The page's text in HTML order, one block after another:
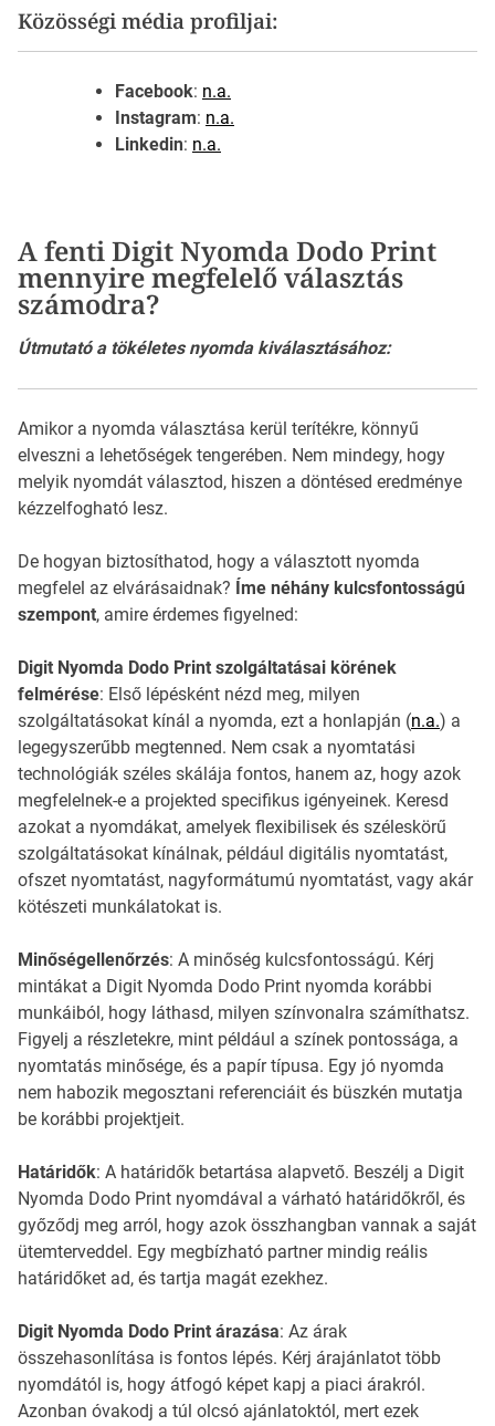
Közösségi média profiljai:
Facebook: n.a.
Instagram: n.a.
Linkedin: n.a.
A fenti Digit Nyomda Dodo Print
mennyire megfelelő választás
számodra?
Útmutató a tökéletes nyomda kiválasztásához:
Amikor a nyomda választása kerül terítékre, könnyű
elveszni a lehetőségek tengerében. Nem mindegy, hogy
melyik nyomdát választod, hiszen a döntésed eredménye
kézzelfogható lesz.
De hogyan biztosíthatod, hogy a választott nyomda
megfelel az elvárásaidnak? Íme néhány kulcsfontosságú
szempont, amire érdemes figyelned:
Digit Nyomda Dodo Print szolgáltatásai körének
felmérése: Első lépésként nézd meg, milyen
szolgáltatásokat kínál a nyomda, ezt a honlapján (n.a.) a
legegyszerűbb megtenned. Nem csak a nyomtatási
technológiák széles skálája fontos, hanem az, hogy azok
megfelelnek-e a projekted specifikus igényeinek. Keresd
azokat a nyomdákat, amelyek flexibilisek és széleskörű
szolgáltatásokat kínálnak, például digitális nyomtatást,
ofszet nyomtatást, nagyformátumú nyomtatást, vagy akár
kötészeti munkálatokat is.
Minőségellenőrzés: A minőség kulcsfontosságú. Kérj
mintákat a Digit Nyomda Dodo Print nyomda korábbi
munkáiból, hogy láthasd, milyen színvonalra számíthatsz.
Figyelj a részletekre, mint például a színek pontossága, a
nyomtatás minősége, és a papír típusa. Egy jó nyomda
nem habozik megosztani referenciáit és büszkén mutatja
be korábbi projektjeit.
Határidők: A határidők betartása alapvető. Beszélj a Digit
Nyomda Dodo Print nyomdával a várható határidőkről, és
győződj meg arról, hogy azok összhangban vannak a saját
ütemterveddel. Egy megbízható partner mindig reális
határidőket ad, és tartja magát ezekhez.
Digit Nyomda Dodo Print árazása: Az árak
összehasonlítása is fontos lépés. Kérj árajánlatot több
nyomdától is, hogy átfogó képet kapj a piaci árakról.
Azonban óvakodj a túl olcsó ajánlatoktól, mert ezek